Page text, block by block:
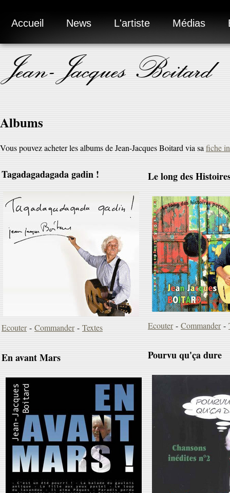
Accueil News L'artiste Médias
Jean-Jacques Boitard
Albums
Vous pouvez acheter les albums de Jean-Jacques Boitard via safiche
Tagadagadagada gadin !
Ecouter- Commander- Textes
Le long des
Ecouter- Commander-
En avant Mars Pourvu qu'ça dure